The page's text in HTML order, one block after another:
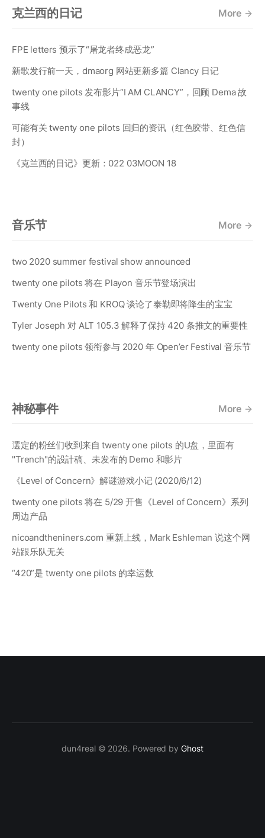
克兰西的日记 More
FPE letters 预示了“屠龙者终成恶龙”
新歌发行前一天，dmaorg 网站更新多篇 Clancy 日记
twenty one pilots 发布影片“I AM CLANCY”，回顾 Dema 故
事线
可能有关 twenty one pilots 回归的资讯（红色胶带、红色信
封）
《克兰西的日记》更新：022 03MOON 18
音乐节 More
two 2020 summer festival show announced
twenty one pilots 将在 Playon 音乐节登场演出
Twenty One Pilots 和 KROQ 谈论了泰勒即将降生的宝宝
Tyler Joseph 对 ALT 105.3 解释了保持 420 条推文的重要性
twenty one pilots 领衔参与 2020 年 Open’er Festival 音乐节
神秘事件 More
選定的粉丝们收到来自 twenty one pilots 的U盘，里面有
"Trench"的設計稿、未发布的 Demo 和影片
《Level of Concern》解谜游戏小记 (2020/6/12)
twenty one pilots 将在 5/29 开售《Level of Concern》系列
周边产品
nicoandtheniners.com 重新上线，Mark Eshleman 说这个网
站跟乐队无关
“420”是 twenty one pilots 的幸运数
dun4real © 2026. Powered byGhost